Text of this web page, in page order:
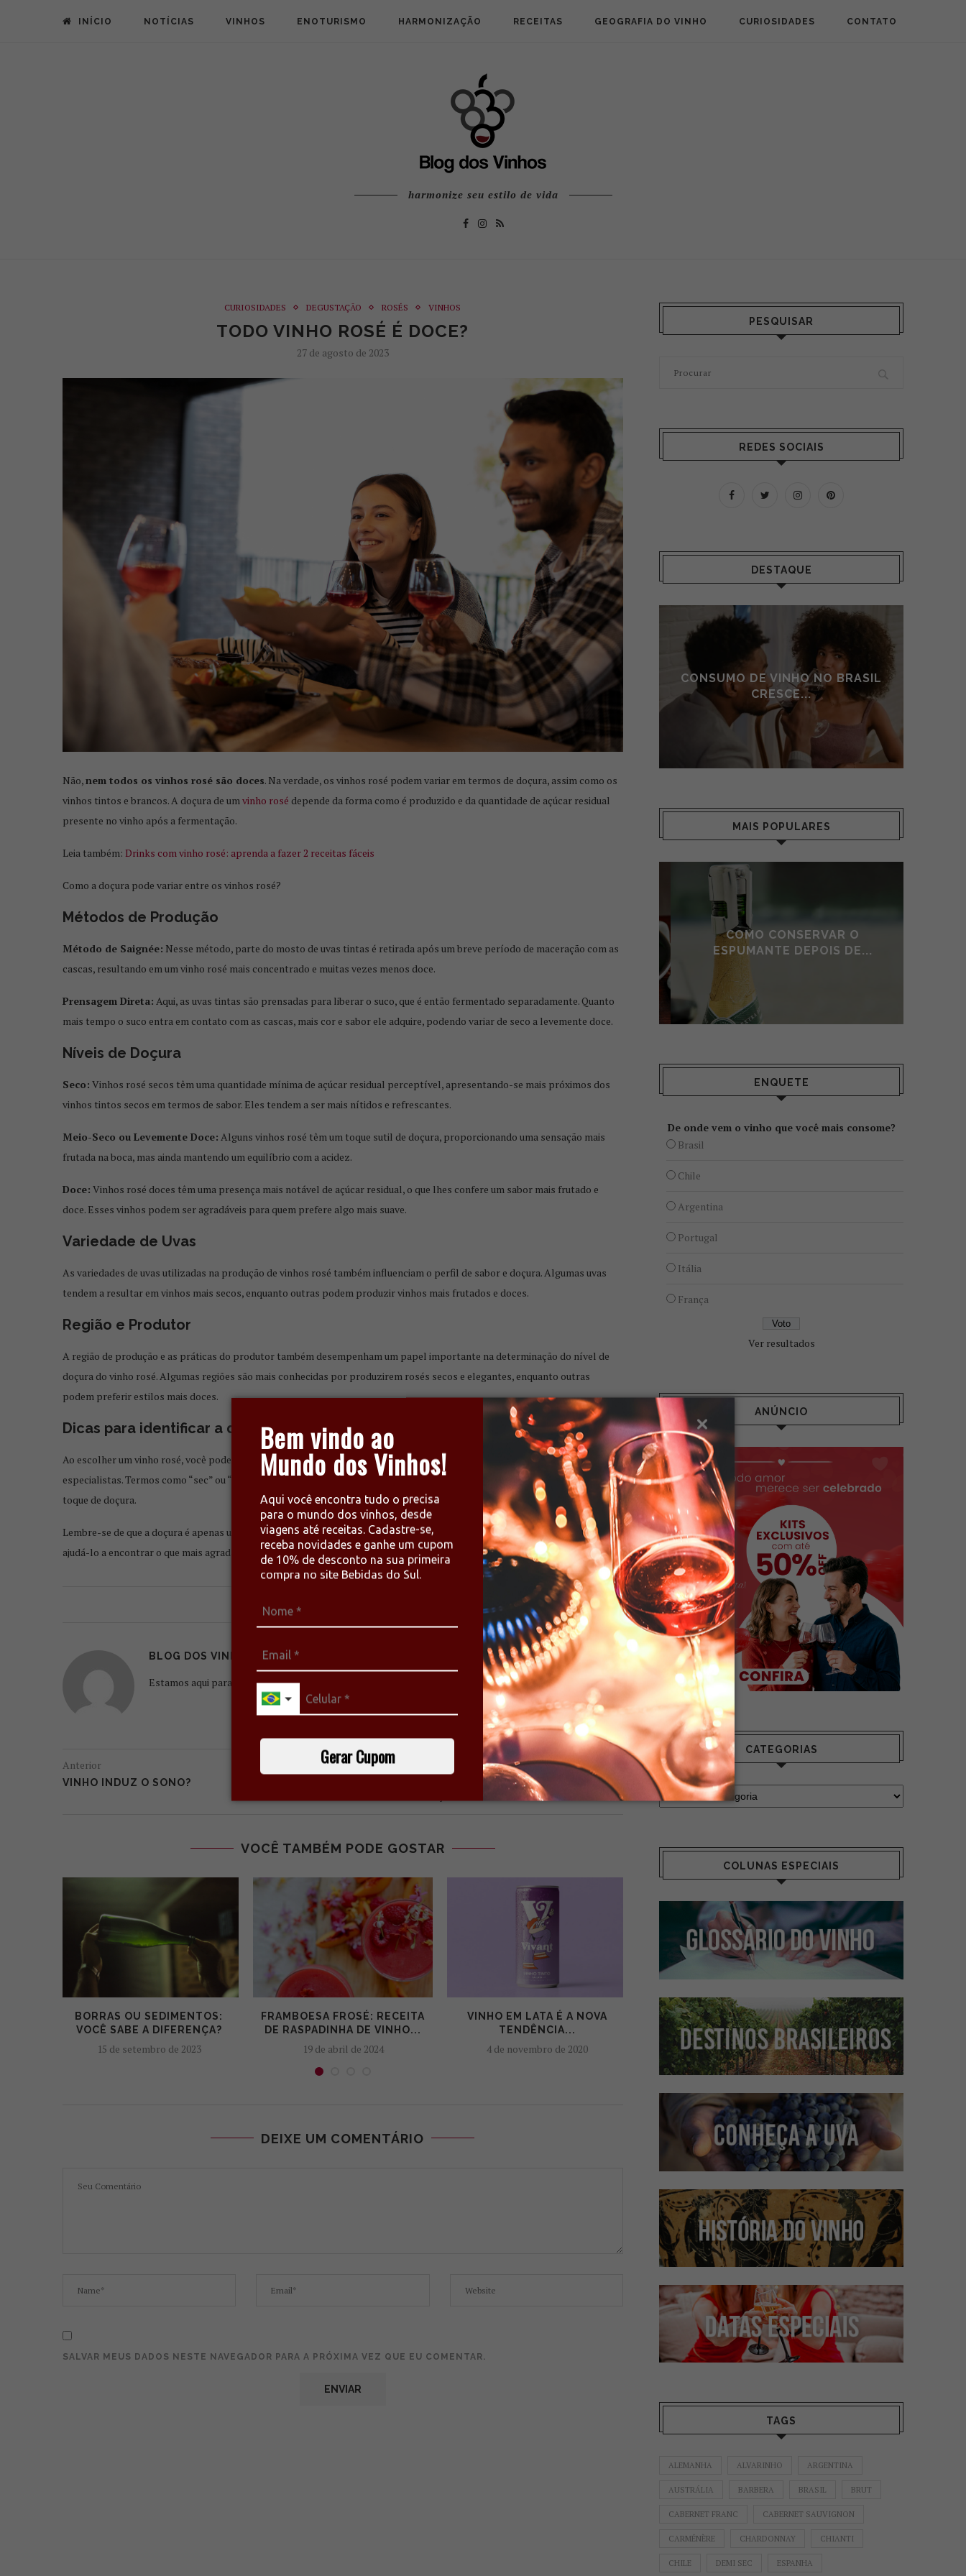
Bem vindo ao
Mundo dos Vinhos!
Aqui você encontra tudo o precisa
para o mundo dos vinhos, desde
viagens até receitas. Cadastre-se,
receba novidades e ganhe um cupom
de 10% de desconto na sua primeira
compra no site Bebidas do Sul.
Gerar Cupom
INÍCIO NOTÍCIAS VINHOS ENOTURISMO HARMONIZAÇÃO RECEITAS GEOGRAFIA DO VINHO CURIOSIDADES CONTATO
harmonize seu estilo de vida
CURIOSIDADES DEGUSTAÇÃO ROSÉS VINHOS
TODO VINHO ROSÉ É DOCE?
27 de agosto de 2023
Não,nem todos os vinhos rosé são doces. Na verdade, os vinhos rosé podem variar em termos de doçura, assim como os
vinhos tintos e brancos. A doçura de umvinho rosé depende da forma como é produzido e da quantidade de açúcar residual
presente no vinho após a fermentação.
Leia também: Drinks com vinho rosé: aprenda a fazer 2 receitas fáceis
Como a doçura pode variar entre os vinhos rosé?
Métodos de Produção
Método de Saignée: Nesse método, parte do mosto de uvas tintas é retirada após um breve período de maceração com as
cascas, resultando em um vinho rosé mais concentrado e muitas vezes menos doce.
Prensagem Direta: Aqui, as uvas tintas são prensadas para liberar o suco, que é então fermentado separadamente. Quanto
mais tempo o suco entra em contato com as cascas, mais cor e sabor ele adquire, podendo variar de seco a levemente doce.
Níveis de Doçura
Seco: Vinhos rosé secos têm uma quantidade mínima de açúcar residual perceptível, apresentando-se mais próximos dos
vinhos tintos secos em termos de sabor. Eles tendem a ser mais nítidos e refrescantes.
Meio-Seco ou Levemente Doce: Alguns vinhos rosé têm um toque sutil de doçura, proporcionando uma sensação mais
frutada na boca, mas ainda mantendo um equilíbrio com a acidez.
Doce: Vinhos rosé doces têm uma presença mais notável de açúcar residual, o que lhes confere um sabor mais frutado e
doce. Esses vinhos podem ser agradáveis para quem prefere algo mais suave.
Variedade de Uvas
As variedades de uvas utilizadas na produção de vinhos rosé também influenciam o perfil de sabor e doçura. Algumas uvas
tendem a resultar em vinhos mais secos, enquanto outras podem produzir vinhos mais frutados e doces.
Região e Produtor
A região de produção e as práticas do produtor também desempenham um papel importante na determinação do nível de
doçura do vinho rosé. Algumas regiões são mais conhecidas por produzirem rosés secos e elegantes, enquanto outras
podem preferir estilos mais doces.
Dicas para identificar a doçura
Ao escolher um vinho rosé, você pode procurar informações na etiqueta, nas descrições de degustação ou em avaliações de
especialistas. Termos como “sec” ou “dry” indicam que o vinho é mais seco, enquanto “demi-sec” ou “off-dry” indicam um
toque de doçura.
Lembre-se de que a doçura é apenas um aspecto do perfil de sabor de um vinho rosé. Experimentar diferentes estilos pode
ajudá-lo a encontrar o que mais agrada ao seu paladar e combina com as suas preferências culinárias.
0 comentários
BLOG DOS VINHOS
Estamos aqui para escrever sobre o que há de mais interessante sobre vinhos!
Anterior
VINHO INDUZ O SONO?
Próximo
O MAIOR FESTIVAL DE VINHOS BRASILEIROS
COMEÇA NESTE SÁBADO EM SALVADOR
VOCÊ TAMBÉM PODE GOSTAR
BORRAS OU SEDIMENTOS:
VOCÊ SABE A DIFERENÇA?
15 de setembro de 2023
FRAMBOESA FROSÉ: RECEITA
DE RASPADINHA DE VINHO...
19 de abril de 2024
VINHO EM LATA É A NOVA
TENDÊNCIA...
4 de novembro de 2020
VINHO TINTO AUMENTA A
LIBIDO, DIZ ESTUDO
7 de julho de 2023
VINHO SUAVE E
QUAL A
20 de janeiro de
DEIXE UM COMENTÁRIO
SALVAR MEUS DADOS NESTE NAVEGADOR PARA A PRÓXIMA VEZ QUE EU COMENTAR.
PESQUISAR
REDES SOCIAIS
DESTAQUE
CONSUMO DE VINHO NO BRASIL
CRESCE...
CONSUMO DE VINHO NO BRASIL
CRESCE...
MAIS POPULARES
DE VINHO
PORCO COM VINHO
COMO CONSERVAR O
ESPUMANTE DEPOIS DE...
ENQUETE
De onde vem o vinho que você mais consome?
Brasil
Chile
Argentina
Portugal
Itália
França
Ver resultados
ANÚNCIO
CATEGORIAS
COLUNAS ESPECIAIS
TAGS
ALEMANHA ALVARINHO ARGENTINA
AUSTRÁLIA BARBERA BRASIL BRUT
CABERNET FRANC CABERNET SAUVIGNON
CARMÉNÈRE CHARDONNAY CHIANTI
CHILE DEMI SEC ESPANHA